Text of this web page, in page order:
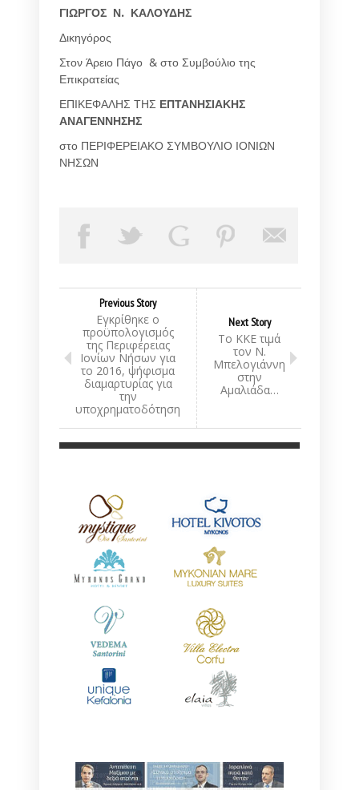
ΓΙΩΡΓΟΣ Ν. ΚΑΛΟΥΔΗΣ
Δικηγόρος
Στον Άρειο Πάγο & στο Συμβούλιο της
Επικρατείας
ΕΠΙΚΕΦΑΛΗΣ ΤΗΣ ΕΠΤΑΝΗΣΙΑΚΗΣ
ΑΝΑΓΕΝΝΗΣΗΣ
στο ΠΕΡΙΦΕΡΕΙΑΚΟ ΣΥΜΒΟΥΛΙΟ ΙΟΝΙΩΝ
ΝΗΣΩΝ
Previous Story
Εγκρίθηκε ο
προϋπολογισμός
της Περιφέρειας
Ιονίων Νήσων για
το 2016, ψήφισμα
διαμαρτυρίας για
την
υποχρηματοδότηση
Next Story
Το ΚΚΕ τιμά
τον Ν.
Μπελογιάννη
στην
Αμαλιάδα…